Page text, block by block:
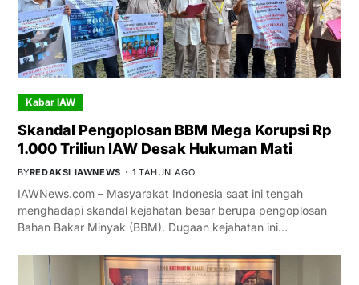
Kabar IAW
Skandal Pengoplosan BBM Mega Korupsi Rp
1.000 Triliun IAW Desak Hukuman Mati
BYREDAKSI IAWNEWS 1 TAHUN AGO
IAWNews.com – Masyarakat Indonesia saat ini tengah
menghadapi skandal kejahatan besar berupa pengoplosan
Bahan Bakar Minyak (BBM). Dugaan kejahatan ini…